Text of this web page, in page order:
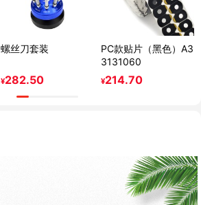
螺丝刀套装
¥282.50
PC款贴片（黑色）A3
3131060
¥214.70